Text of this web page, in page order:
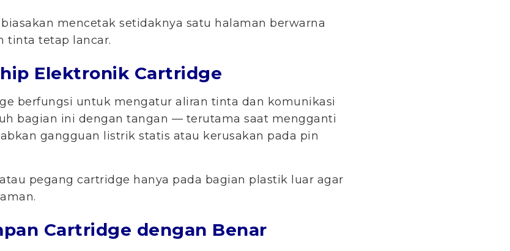
mencetak setidaknya satu halaman berwarna
tinta tetap lancar.
Elektronik Cartridge
berfungsi untuk mengatur aliran tinta dan komunikasi
bagian ini dengan tangan — terutama saat mengganti
gangguan listrik statis atau kerusakan pada pin
pegang cartridge hanya pada bagian plastik luar agar
Cartridge dengan Benar